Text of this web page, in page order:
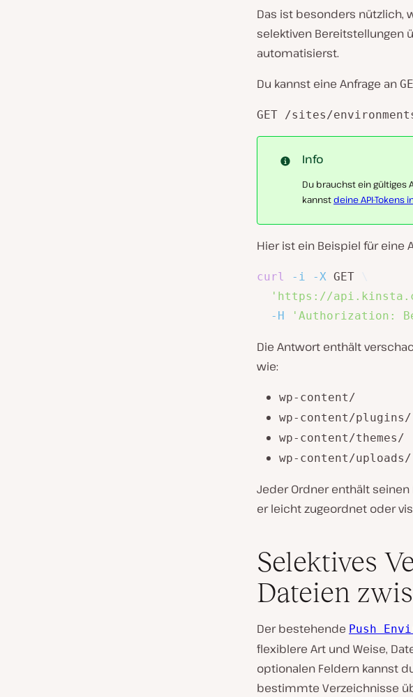
Das ist besonders nützlich,
selektiven Bereitstellungen
automatisierst.
Du kannst eine Anfrage an
GET /sites/
Info
Du brauchst ein gültiges
kannstdeine API-Tokens
Hier ist ein Beispiel für eine
curl -i -X GET
'https://
-H
'Authorization:
Die Antwort enthält
wie:
wp-content/
wp-content/plugins/
wp-content/themes/
wp-content/uploads/
Jeder Ordner enthält
er leicht zugeordnet oder
Selektives
Dateien
Der bestehende Push
flexiblere Art und Weise,
optionalen Feldern kannst
bestimmte Verzeichnisse